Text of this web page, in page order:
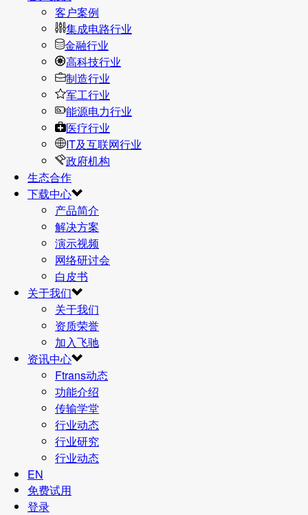
客户案例
集成电路行业
金融行业
高科技行业
制造行业
军工行业
能源电力行业
医疗行业
IT及互联网行业
政府机构
生态合作
下载中心
产品简介
解决方案
演示视频
网络研讨会
白皮书
关于我们
关于我们
资质荣誉
加入飞驰
资讯中心
Ftrans动态
功能介绍
传输学堂
行业动态
行业研究
行业动态
EN
免费试用
登录